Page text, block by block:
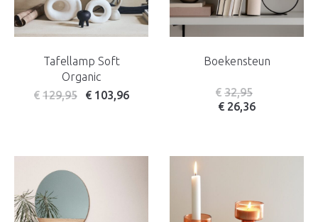
Tafellamp Soft
Organic
€ 129,95 € 103,96
Boekensteun
€ 32,95
€ 26,36